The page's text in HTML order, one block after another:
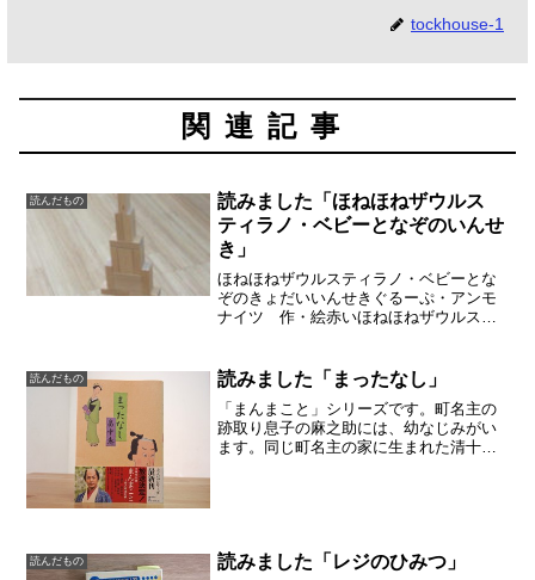
tockhouse-1
関連記事
読んだもの
読みました「ほねほねザウルス
ティラノ・ベビーとなぞのいんせ
き」
ほねほねザウルスティラノ・ベビーとな
ぞのきょだいいんせきぐるーぷ・アンモ
ナイツ 作・絵赤いほねほねザウルスが
生物がもたらされたのではないか、とい
う宇宙的な考えはとても素...
読んだもの 読みました「まったなし」
「まんまこと」シリーズです。町名主の
跡取り息子の麻之助には、幼なじみがい
ます。同じ町名主の家に生まれた清十
読んだもの 読みました「レジのひみつ」